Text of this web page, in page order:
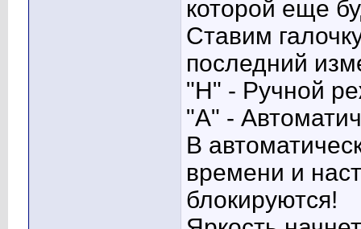
которой еще
Ставим
последний
"H" - Ручной
"A" -
В
времени и
блокируются!